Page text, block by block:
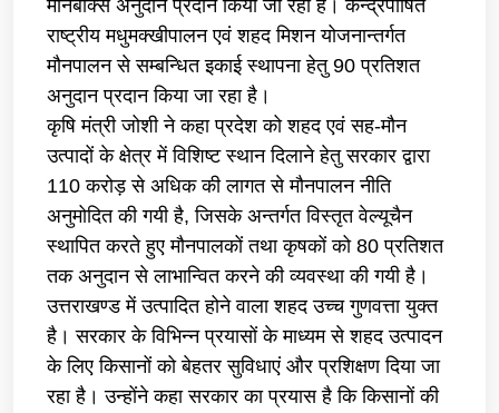
मौनबॉक्स अनुदान प्रदान किया जा रहा है। केन्द्रपोषित
राष्ट्रीय मधुमक्खीपालन एवं शहद मिशन योजनान्तर्गत
मौनपालन से सम्बन्धित इकाई स्थापना हेतु 90 प्रतिशत
अनुदान प्रदान किया जा रहा है।
कृषि मंत्री जोशी ने कहा प्रदेश को शहद एवं सह-मौन
उत्पादों के क्षेत्र में विशिष्ट स्थान दिलाने हेतु सरकार द्वारा
110 करोड़ से अधिक की लागत से मौनपालन नीति
अनुमोदित की गयी है, जिसके अन्तर्गत विस्तृत वेल्यूचैन
स्थापित करते हुए मौनपालकों तथा कृषकों को 80 प्रतिशत
तक अनुदान से लाभान्वित करने की व्यवस्था की गयी है।
उत्तराखण्ड में उत्पादित होने वाला शहद उच्च गुणवत्ता युक्त
है। सरकार के विभिन्न प्रयासों के माध्यम से शहद उत्पादन
के लिए किसानों को बेहतर सुविधाएं और प्रशिक्षण दिया जा
रहा है। उन्होंने कहा सरकार का प्रयास है कि किसानों की